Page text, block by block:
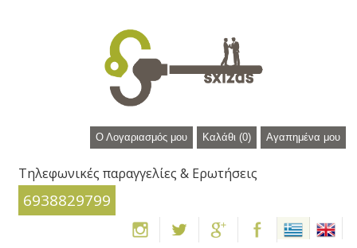
Ο Λογαριασμός μου Καλάθι(0) Αγαπημένα μου
Τηλεφωνικές παραγγελίες & Ερωτήσεις
6938829799